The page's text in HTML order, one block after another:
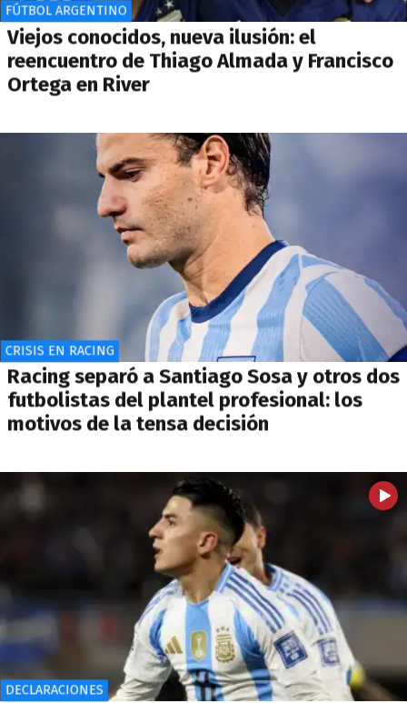
FÚTBOL ARGENTINO
Viejos conocidos, nueva ilusión: el
reencuentro de Thiago Almada y Francisco
Ortega en River
CRISIS EN RACING
Racing separó a Santiago Sosa y otros dos
futbolistas del plantel profesional: los
motivos de la tensa decisión
DECLARACIONES